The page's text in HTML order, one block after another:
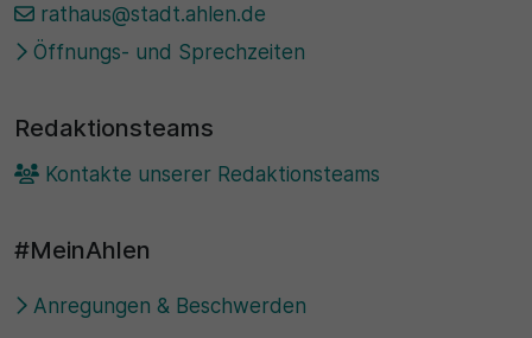
rathaus@stadt.ahlen.de
Öffnungs- und Sprechzeiten
Redaktionsteams
Kontakte unserer Redaktionsteams
#MeinAhlen
Anregungen & Beschwerden